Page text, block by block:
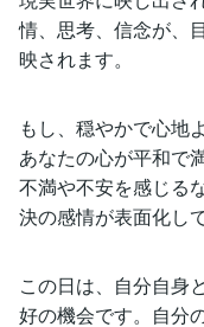
情、思考、信念が、
映されます。
もし、穏やかで心地
あなたの心が平和で
不満や不安を感じる
決の感情が表面化し
この日は、自分自身
好の機会です。自分